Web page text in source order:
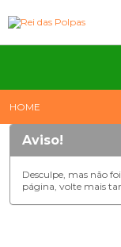
HOME
Aviso!
Desculpe, mas não
página, volte mais